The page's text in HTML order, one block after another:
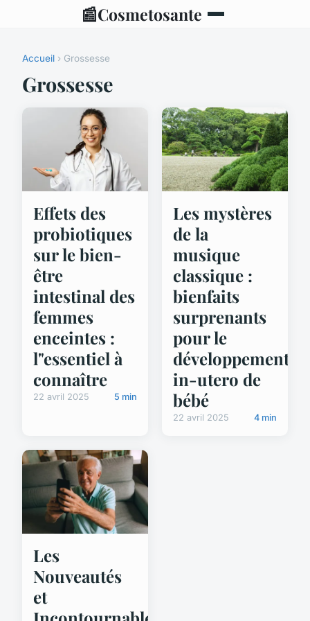
📰Cosmetosante
Accueil › Grossesse
Grossesse
Effets des
probiotiques
sur le bien-
être
intestinal des
femmes
enceintes :
l"essentiel à
connaître
22 avril 2025 5 min
Les mystères
de la
musique
classique :
bienfaits
surprenants
pour le
développement
in-utero de
bébé
22 avril 2025 4 min
Les
Nouveautés
et